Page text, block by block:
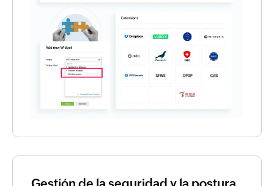
Gestión de la seguridad y la postura